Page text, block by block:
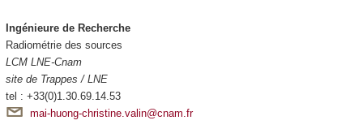
Ingénieure de Recherche
Radiométrie des sources
LCM LNE-Cnam
site de Trappes / LNE
tel : +33(0)1.30.69.14.53
mai-huong-christine.valin@cnam.fr